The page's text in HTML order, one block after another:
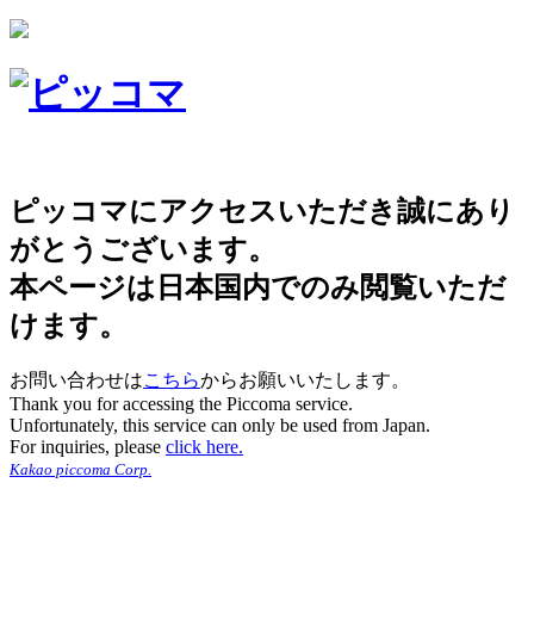
ピッコマにアクセスいただき誠にあり
がとうございます。
本ページは日本国内でのみ閲覧いただ
けます。
お問い合わせはこちらからお願いいたします。
Thank you for accessing the Piccoma service.
Unfortunately, this service can only be used from Japan.
For inquiries, please click here.
Kakao piccoma Corp.